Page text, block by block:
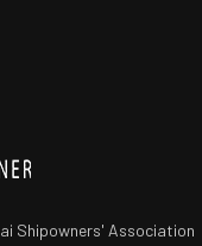
Shipowners' Association